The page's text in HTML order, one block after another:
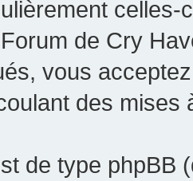
Forum de Cry
vous
des mises
de type phpBB